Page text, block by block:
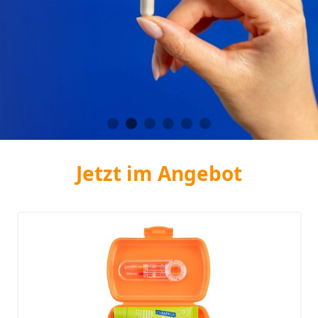
Jetzt im Angebot